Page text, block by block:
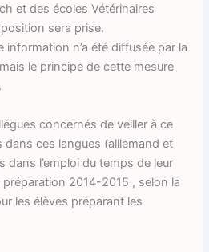
et des écoles Vétérinaires
sera prise.
information n’a été diffusée par la
le principe de cette mesure
concernés de veiller à ce
dans ces langues (alllemand et
dans l’emploi du temps de leur
préparation 2014-2015 , selon la
les élèves préparant les